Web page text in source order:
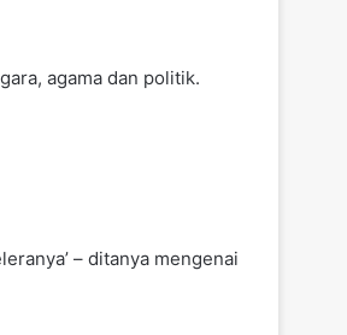
agama dan politik.
– ditanya mengenai